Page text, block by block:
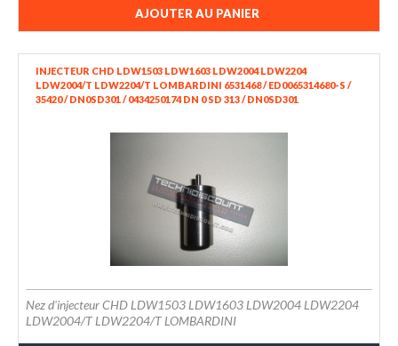
AJOUTER AU PANIER
INJECTEUR CHD LDW1503 LDW1603 LDW2004 LDW2204
LDW2004/T LDW2204/T LOMBARDINI 6531468 / ED0065314680-S /
35420 / DN0SD301 / 0434250174 DN 0 SD 313 / DN0SD301
Nez d'injecteur CHD LDW1503 LDW1603 LDW2004 LDW2204
LDW2004/T LDW2204/T LOMBARDINI